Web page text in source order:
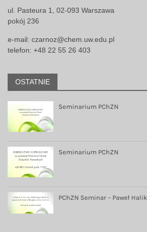
ul. Pasteura 1, 02-093 Warszawa
pokój 236
e-mail: czarnoz@chem.uw.edu.pl
telefon: +48 22 55 26 403
OSTATNIE
Seminarium PChZN
Seminarium PChZN
PChZN Seminar – Paweł Halik